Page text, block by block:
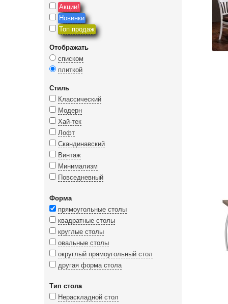
Акции!
Новинки
Топ продаж
Отображать
списком
плиткой
Стиль
Классический
Модерн
Хай-тек
Лофт
Скандинавский
Винтаж
Минимализм
Повседневный
Форма
прямоугольные столы
квадратные столы
круглые столы
овальные столы
округлый прямоугольный стол
другая форма стола
Тип стола
Нераскладной стол